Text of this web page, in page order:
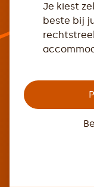
Je kiest
beste bij